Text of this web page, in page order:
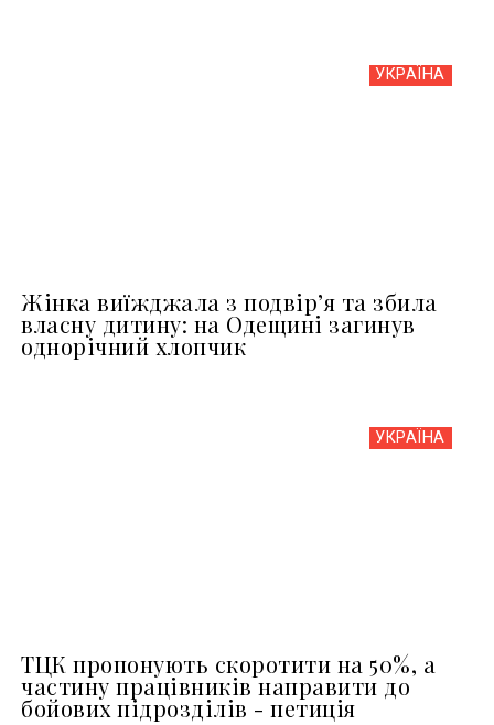
УКРАЇНА
Жінка виїжджала з подвір’я та збила
власну дитину: на Одещині загинув
однорічний хлопчик
УКРАЇНА
ТЦК пропонують скоротити на 50%, а
частину працівників направити до
бойових підрозділів - петиція